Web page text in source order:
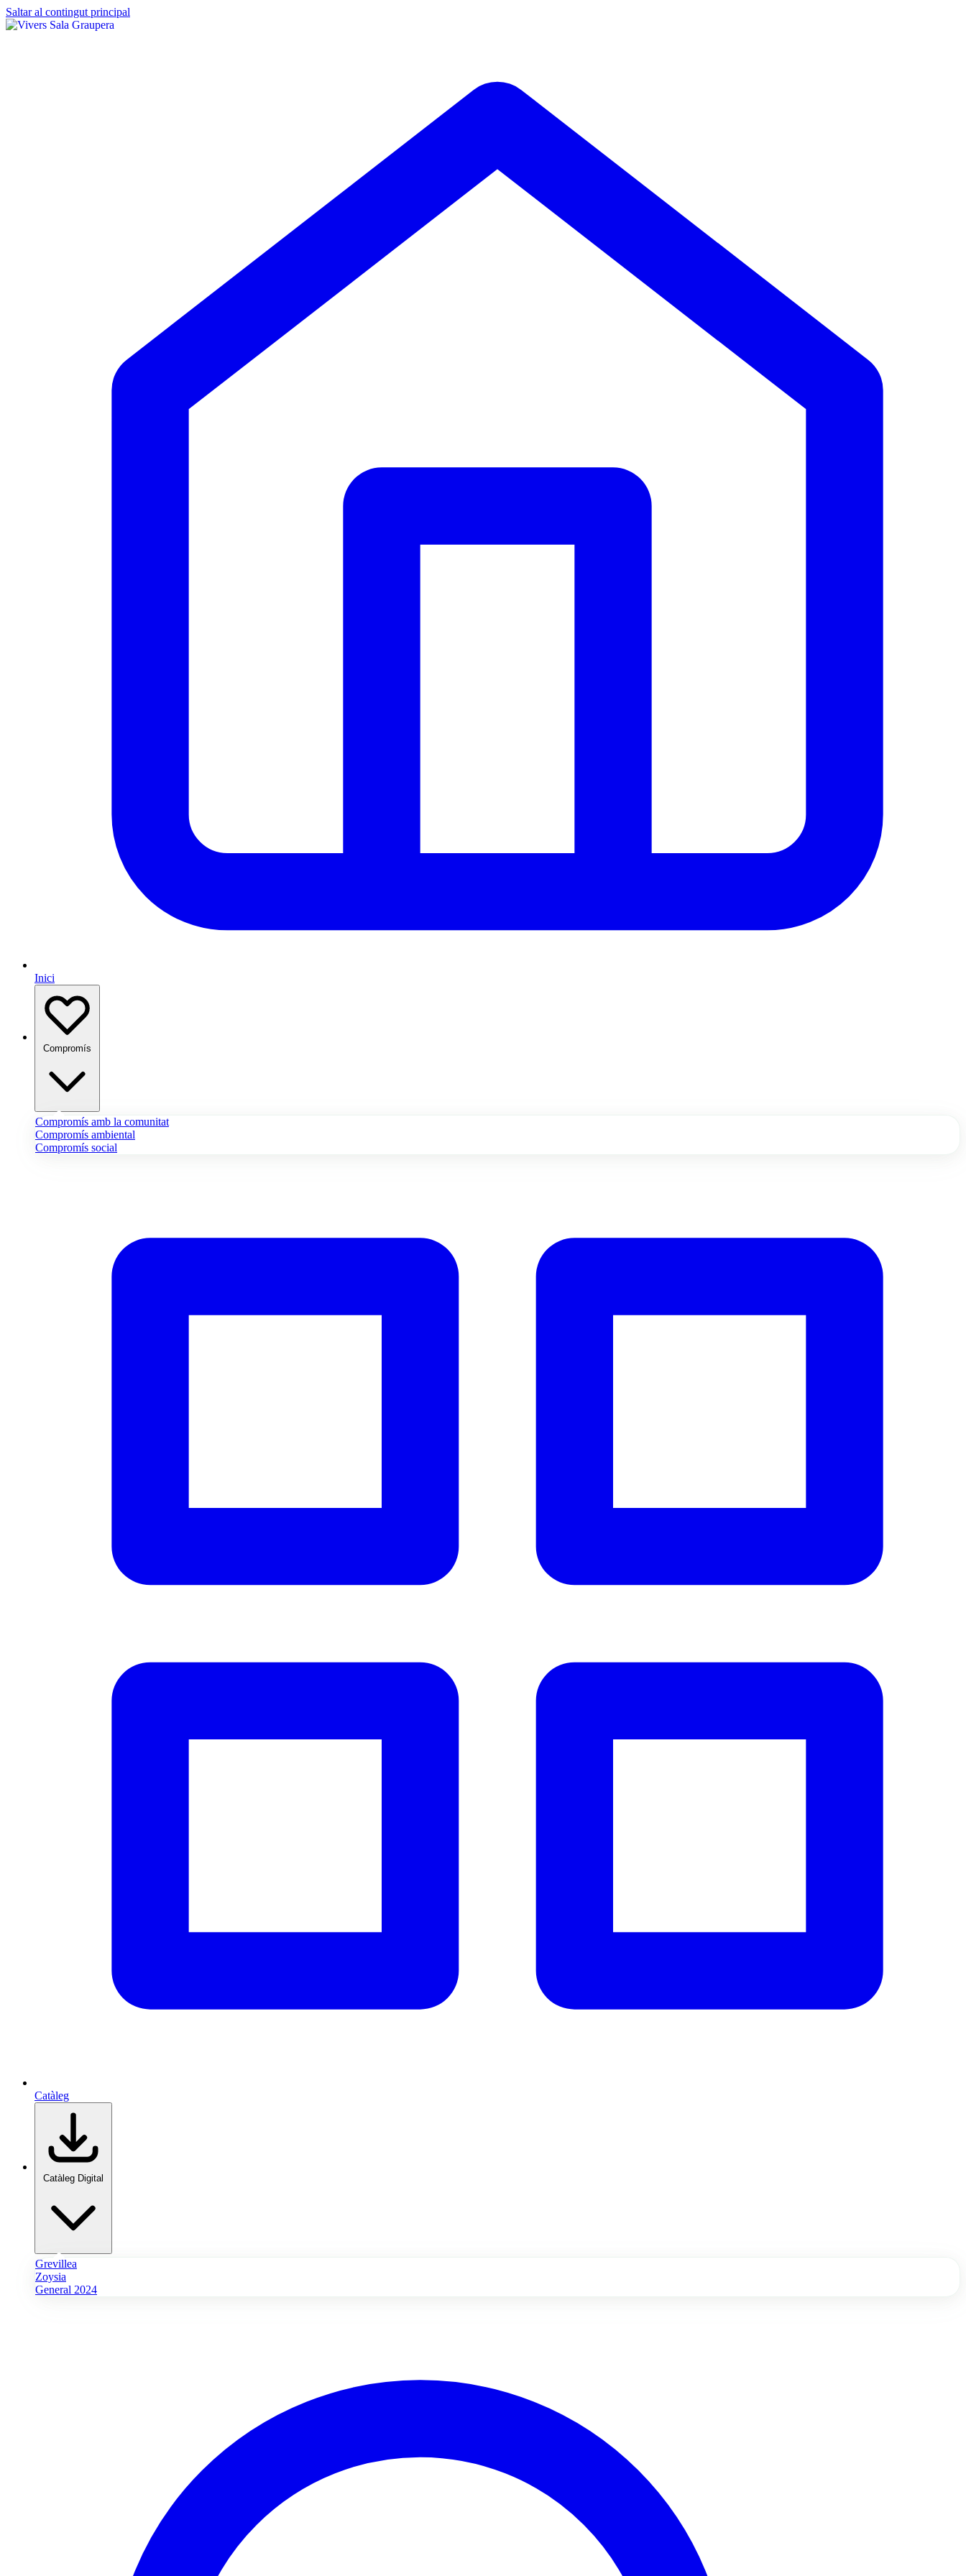
Saltar al contingut principal
Inici
Compromís
Compromís amb la comunitat
Compromís ambiental
Compromís social
Catàleg
Catàleg Digital
Grevillea
Zoysia
General 2024